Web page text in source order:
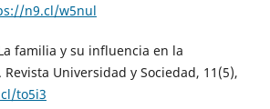
n9.cl/w5nul
familia y su influencia en la
Universidad y Sociedad, 11(5),
to5i3